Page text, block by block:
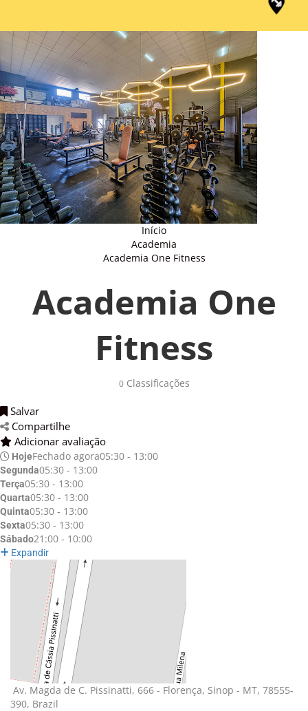
Início
Academia
Academia One Fitness
Academia One
Fitness
0Classificações
Salvar
Compartilhe
Adicionar avaliação
HojeFechado agora05:30 - 13:00
Segunda05:30 - 13:00
Terça05:30 - 13:00
Quarta05:30 - 13:00
Quinta05:30 - 13:00
Sexta05:30 - 13:00
Sábado21:00 - 10:00
Expandir
Av. Magda de C. Pissinatti, 666 - Florença, Sinop - MT, 78555-
390, Brazil